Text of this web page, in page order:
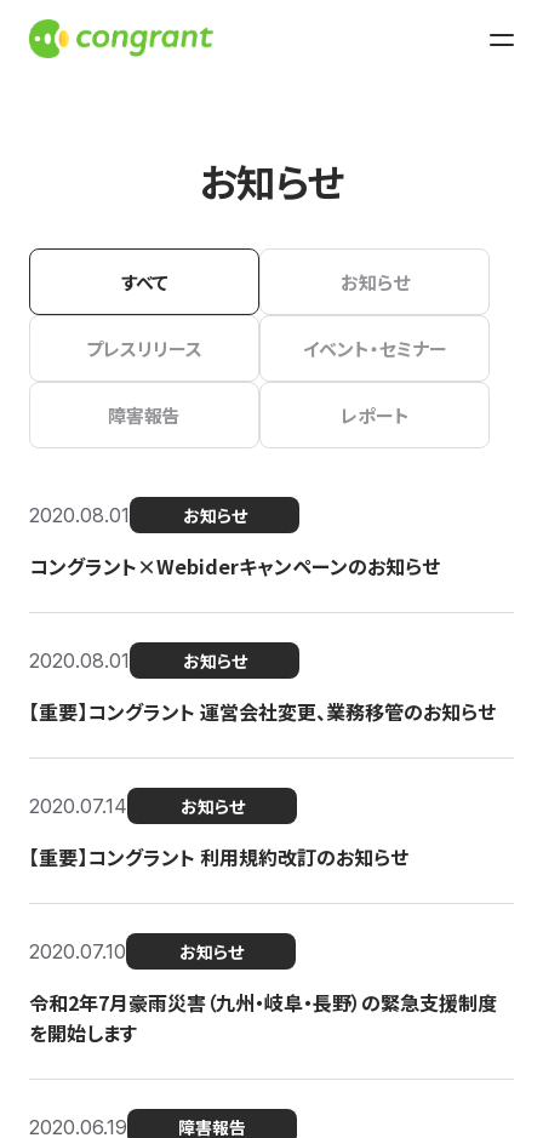
お知らせ
すべて お知らせ
プレスリリース イベント・セミナー
障害報告 レポート
2020.08.01 お知らせ
コングラント×Webiderキャンペーンのお知らせ
2020.08.01 お知らせ
【重要】コングラント 運営会社変更、業務移管のお知らせ
2020.07.14 お知らせ
【重要】コングラント 利用規約改訂のお知らせ
2020.07.10 お知らせ
令和2年7月豪雨災害（九州・岐阜・長野）の緊急支援制度
を開始します
2020.06.19 障害報告